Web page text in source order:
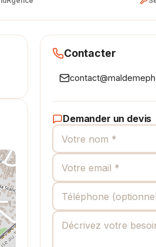
Contacter
Demander un devis